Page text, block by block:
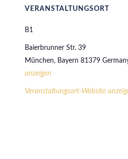
VERANSTALTUNGSORT
B1
Baierbrunner Str. 39
München, Bayern 81379
anzeigen
Veranstaltungsort-Website